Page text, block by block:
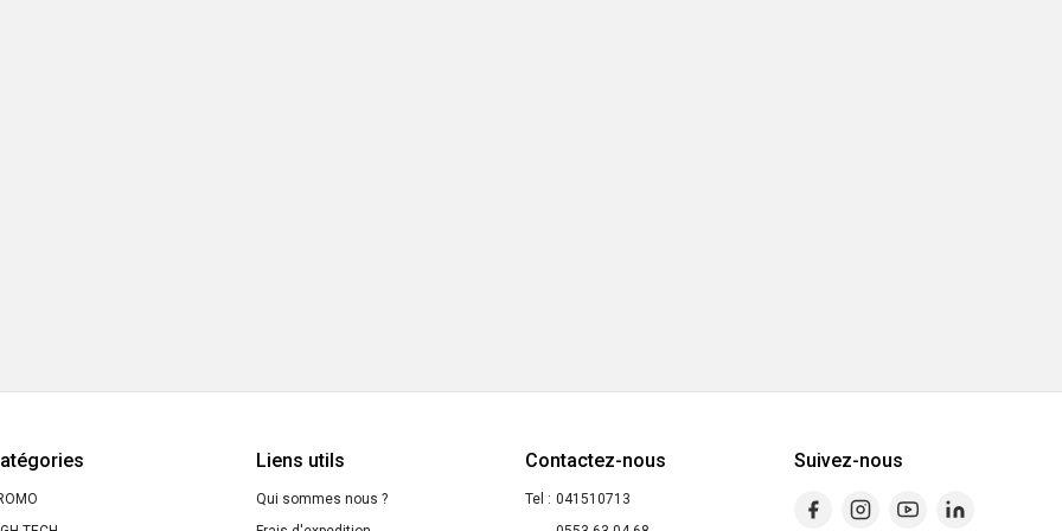
Liens utils
Qui sommes nous ?
Contactez-nous
Tel : 041510713
Suivez-nous